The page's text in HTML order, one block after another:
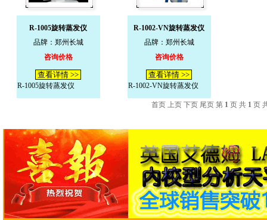
R-1005旋转蒸发仪
品牌：郑州长城
咨询价格
查看详情 >>
R-1005旋转蒸发仪
R-1002-VN旋转蒸发仪
品牌：郑州长城
咨询价格
查看详情 >>
R-1002-VN旋转蒸发仪
首页 上页 下页 尾页 第 1 页 共 1 页